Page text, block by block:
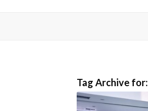
Tag Archive for: